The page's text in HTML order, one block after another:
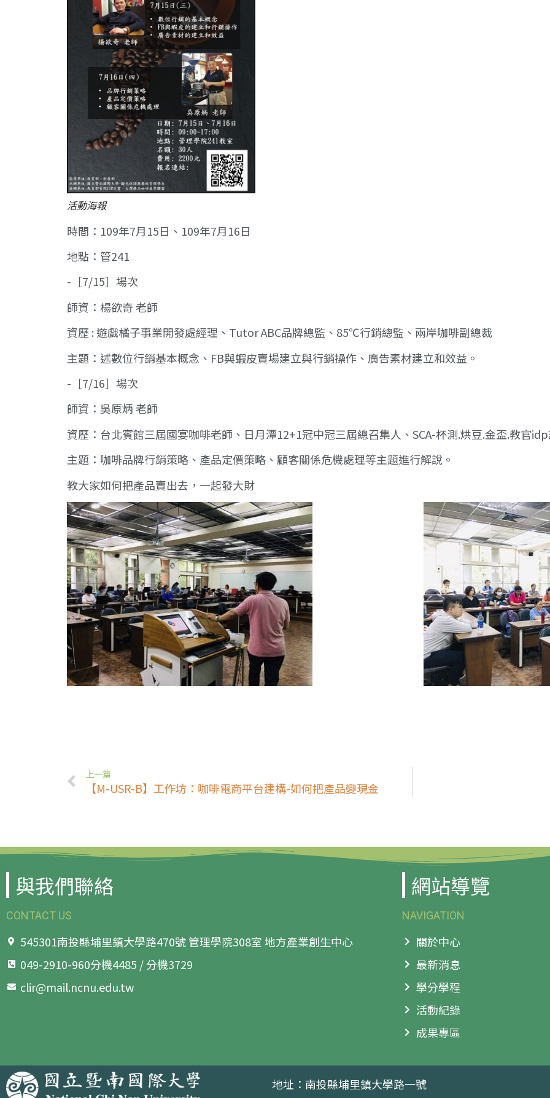
活動海報
時間：109年7月15日、109年7月16日
地點：管241
-［7/15］場次
師資：楊欲奇 老師
資歷 : 遊戲橘子事業開發處經理、Tutor ABC品牌總監、85℃行銷總監、兩岸咖啡副總裁
主題：述數位行銷基本概念、FB與蝦皮賣場建立與行銷操作、廣告素材建立和效益。
-［7/16］場次
師資：吳原炳 老師
資歷：台北賓館三屆國宴咖啡老師、日月潭12+1冠中冠三屆總召集人、SCA-杯測.烘豆.金盃.教官
主題：咖啡品牌行銷策略、產品定價策略、顧客關係危機處理等主題進行解說。
教大家如何把產品賣出去，一起發大財
上一篇
【M-USR-B】工作坊：咖啡電商平台建構-如何把產品變現金
與我們聯絡
CONTACT US
545301南投縣埔里鎮大學路470號 管理學院308室 地方產業創生中心
049-2910-960分機4485 / 分機3729
clir@mail.ncnu.edu.tw
網站導覽
NAVIGATION
關於中心
最新消息
學分學程
活動紀錄
成果專區
地址：南投縣埔里鎮大學路一號